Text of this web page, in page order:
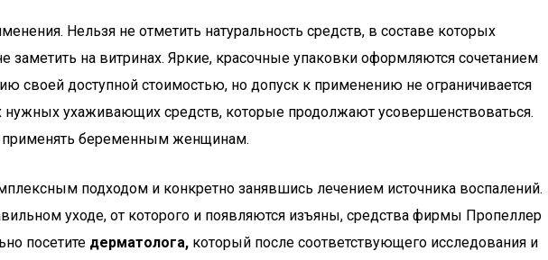
Нельзя не отметить натуральность средств, в составе которых
на витринах. Яркие, красочные упаковки оформляются сочетанием
своей доступной стоимостью, но допуск к применению не ограничивается
ухаживающих средств, которые продолжают усовершенствоваться.
применять беременным женщинам.
подходом и конкретно занявшись лечением источника воспалений.
уходе, от которого и появляются изъяны, средства фирмы Пропеллер
посетите дерматолога, который после соответствующего исследования и